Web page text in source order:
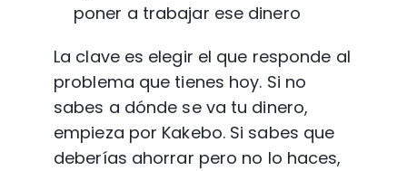
poner a trabajar ese dinero
La clave es elegir el que responde al
problema que tienes hoy. Si no
sabes a dónde se va tu dinero,
empieza por Kakebo. Si sabes que
deberías ahorrar pero no lo haces,